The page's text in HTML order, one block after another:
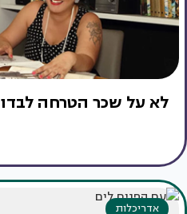
לא על שכר הטרחה לבדו
אדריכלות